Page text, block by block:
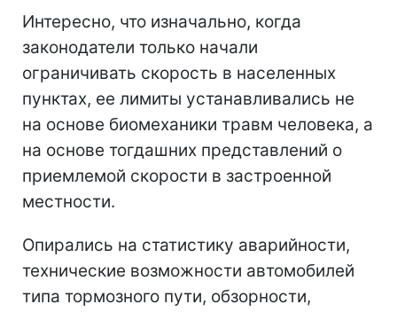
Интересно, что изначально, когда
законодатели только начали
ограничивать скорость в населенных
пунктах, ее лимиты устанавливались не
на основе биомеханики травм человека, а
на основе тогдашних представлений о
приемлемой скорости в застроенной
местности.
Опирались на статистику аварийности,
технические возможности автомобилей
типа тормозного пути, обзорности,